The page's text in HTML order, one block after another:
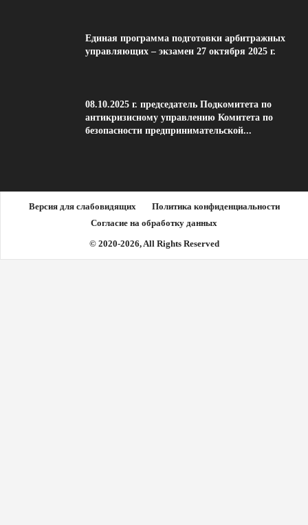
Единая программа подготовки арбитражных
управляющих – экзамен 27 октября 2025 г.
08.10.2025 г. председатель Подкомитета по
антикризисному управлению Комитета по
безопасности предпринимательской...
Версия для слабовидящих
Политика конфиденциальности
Согласие на обработку данных
© 2020-2026, All Rights Reserved